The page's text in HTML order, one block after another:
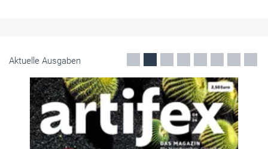
Aktuelle Ausgaben